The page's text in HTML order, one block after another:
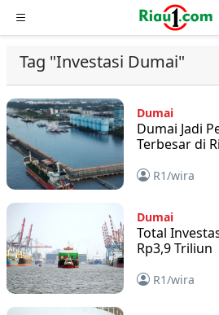
Tag "Investasi Dumai"
Dumai
Dumai Jadi
Terbesar di
R1/wira
Dumai
Total
Rp3,9 Triliun
R1/wira